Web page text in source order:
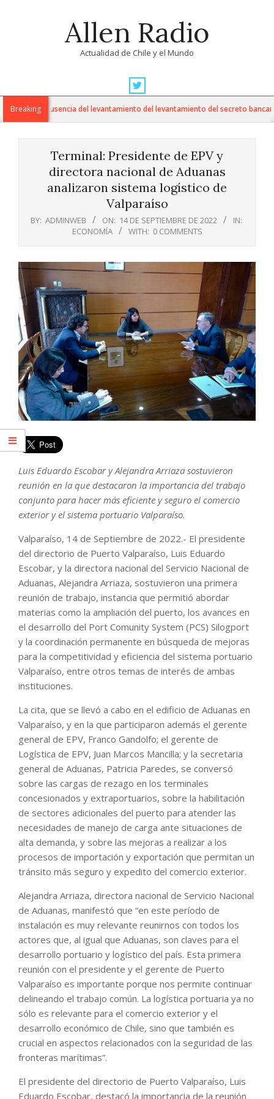
Allen Radio
Actualidad de Chile y el Mundo
Navigation
MenuBreakingausencia del levantamiento del levantamiento del secreto bancario
Terminal: Presidente de EPV y
directora nacional de Aduanas
analizaron sistema logístico de
Valparaíso
BY: ADMINWEB ON: 14 DE SEPTIEMBRE DE 2022
IN:
ECONOMÍA
WITH: 0 COMMENTS
Luis Eduardo Escobar y Alejandra Arriaza sostuvieron
reunión en la que destacaron la importancia del trabajo
conjunto para hacer más eficiente y seguro el comercio
exterior y el sistema portuario Valparaíso.
Valparaíso, 14 de Septiembre de 2022.- El presidente
del directorio de Puerto Valparaíso, Luis Eduardo
Escobar, y la directora nacional del Servicio Nacional de
Aduanas, Alejandra Arriaza, sostuvieron una primera
reunión de trabajo, instancia que permitió abordar
materias como la ampliación del puerto, los avances en
el desarrollo del Port Comunity System (PCS) Silogport
y la coordinación permanente en búsqueda de mejoras
para la competitividad y eficiencia del sistema portuario
Valparaíso, entre otros temas de interés de ambas
instituciones.
La cita, que se llevó a cabo en el edificio de Aduanas en
Valparaíso, y en la que participaron además el gerente
general de EPV, Franco Gandolfo; el gerente de
Logística de EPV, Juan Marcos Mancilla; y la secretaria
general de Aduanas, Patricia Paredes, se conversó
sobre las cargas de rezago en los terminales
concesionados y extraportuarios, sobre la habilitación
de sectores adicionales del puerto para atender las
necesidades de manejo de carga ante situaciones de
alta demanda, y sobre las mejoras a realizar a los
procesos de importación y exportación que permitan un
tránsito más seguro y expedito del comercio exterior.
Alejandra Arriaza, directora nacional de Servicio Nacional
de Aduanas, manifestó que “en este período de
instalación es muy relevante reunirnos con todos los
actores que, al igual que Aduanas, son claves para el
desarrollo portuario y logístico del país. Esta primera
reunión con el presidente y el gerente de Puerto
Valparaíso es importante porque nos permite continuar
delineando el trabajo común. La logística portuaria ya no
sólo es relevante para el comercio exterior y el
desarrollo económico de Chile, sino que también es
crucial en aspectos relacionados con la seguridad de las
fronteras marítimas”.
El presidente del directorio de Puerto Valparaíso, Luis
Eduardo Escobar, destacó la importancia de la reunión